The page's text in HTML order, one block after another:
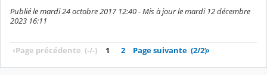
Publié le mardi 24 octobre 2017 12:40 - Mis à jour le mardi 12 décembre
2023 16:11
‹Page précédente (-/-) 1 2 Page suivante (2/2)›